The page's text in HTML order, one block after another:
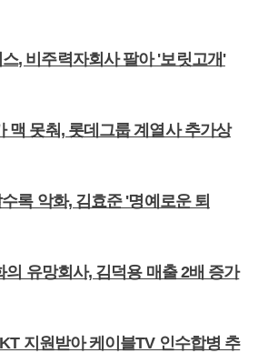
, 비주력자회사 팔아 '보릿고개'
맥 못춰, 롯데그룹 계열사 추가상
록 악화, 김효준 '명예로운 퇴
의 유망회사, 김덕용 매출 2배 증가
지원받아 케이블TV 인수합병 추